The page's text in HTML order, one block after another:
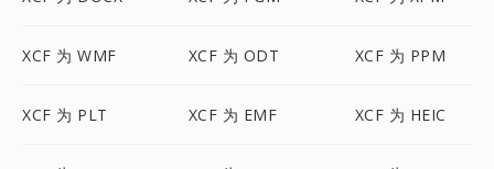
XCF 为 WMF XCF 为 ODT XCF 为 PPM
XCF 为 PLT XCF 为 EMF XCF 为 HEIC